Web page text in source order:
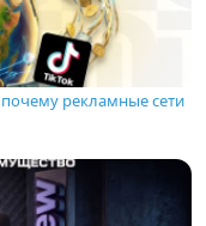
рекламные сети